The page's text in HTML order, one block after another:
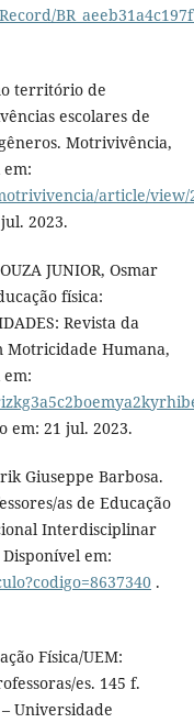
território de
escolares de
Motrivivência,
em:
article/view/
2023.
JUNIOR, Osmar
física:
Revista da
Motricidade Humana,
em:
em: 21 jul. 2023.
Giuseppe Barbosa.
as de Educação
Interdisciplinar
Disponível em:
.
Física/UEM:
es. 145 f.
Universidade